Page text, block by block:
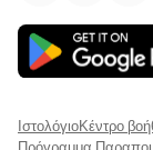
ΙστολόγιοΚέντρο
Πρόγραμμα